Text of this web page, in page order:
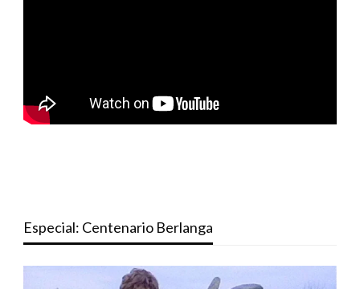
Especial: Centenario Berlanga